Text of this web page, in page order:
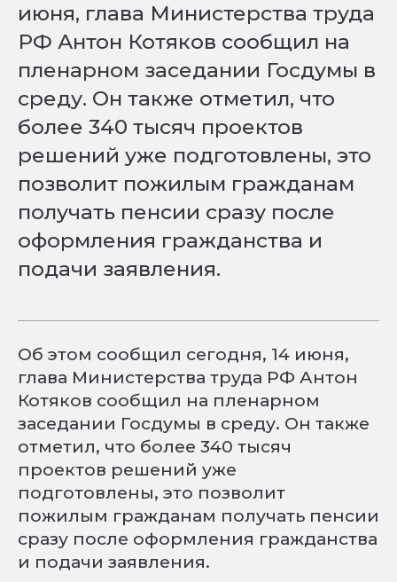
июня, глава Министерства труда
РФ Антон Котяков сообщил на
пленарном заседании Госдумы в
среду. Он также отметил, что
более 340 тысяч проектов
решений уже подготовлены, это
позволит пожилым гражданам
получать пенсии сразу после
оформления гражданства и
подачи заявления.
Об этом сообщил сегодня, 14 июня,
глава Министерства труда РФ Антон
Котяков сообщил на пленарном
заседании Госдумы в среду. Он также
отметил, что более 340 тысяч
проектов решений уже
подготовлены, это позволит
пожилым гражданам получать пенсии
сразу после оформления гражданства
и подачи заявления.